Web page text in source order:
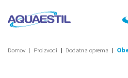
Domov Proizvodi Dodatna oprema